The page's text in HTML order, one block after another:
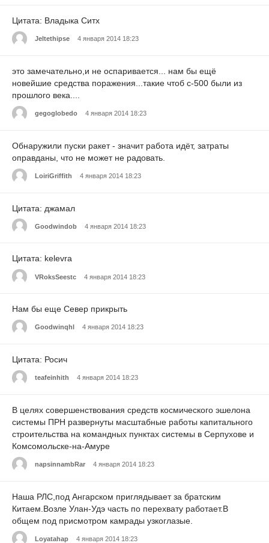
Цитата: Владыка Ситх
Jeltethipse 4 января 2014 18:23
это замечательно,и не оспаривается... нам бы ещё
новейшие средства поражения...такие чтоб с-500 были из
прошлого века....
gegoglobedo 4 января 2014 18:23
Обнаружили пуски ракет - значит работа идёт, затраты
оправданы, что не может не радовать.
LoiriGriffith 4 января 2014 18:23
Цитата: джамал
Goodwindob 4 января 2014 18:23
Цитата: kelevra
VRoksSeestc 4 января 2014 18:23
Нам бы еще Север прикрыть
Goodwinqhl 4 января 2014 18:23
Цитата: Росич
teafeinhith 4 января 2014 18:23
В целях совершенствования средств космического эшелона
системы ПРН развернуты масштабные работы капитального
строительства на командных пунктах системы в Серпухове и
Комсомольске-на-Амуре
napsinnambRar 4 января 2014 18:23
Наша РЛС,под Ангарском приглядывает за братским
Китаем.Возле Улан-Удэ часть по перехвату работает.В
общем под присмотром камрады узкоглазые.
Loyatahap 4 января 2014 18:23